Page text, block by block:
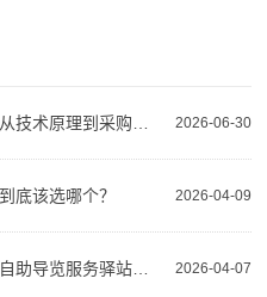
2026-06-30
景区导游无线讲解器选购指南：从技术原理到采购决策
2026-04-09
底该选哪个？
2026-04-07
景区博物馆共享讲解器怎么选？自助导览服务驿站部署全攻略（2026版）